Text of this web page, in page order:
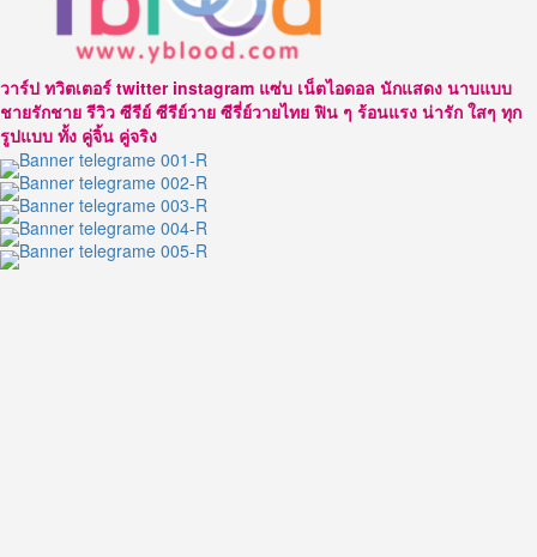
วาร์ป ทวิตเตอร์ twitter instagram แซ่บ เน็ตไอดอล นักแสดง นาบแบบ
ชายรักชาย รีวิว ซีรีย์ ซีรีย์วาย ซีรี่ย์วายไทย ฟิน ๆ ร้อนแรง น่ารัก ใสๆ ทุก
รูปแบบ ทั้ง คู่จิ้น คู่จริง